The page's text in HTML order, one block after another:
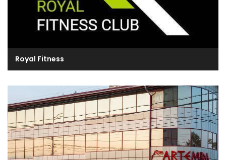
Royal Fitness